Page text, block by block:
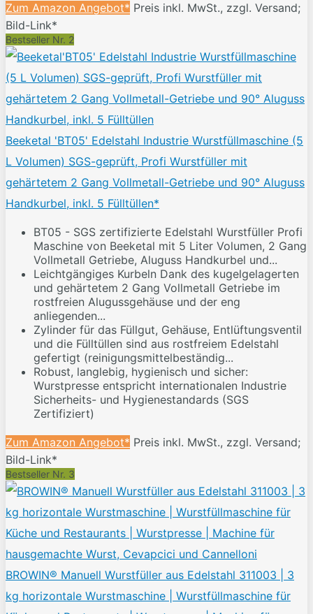
Zum Amazon Angebot* Preis inkl. MwSt., zzgl. Versand;
Bild-Link*
Bestseller Nr. 2
Beeketal 'BT05' Edelstahl Industrie Wurstfüllmaschine (5
L Volumen) SGS-geprüft, Profi Wurstfüller mit
gehärtetem 2 Gang Vollmetall-Getriebe und 90° Aluguss
Handkurbel, inkl. 5 Fülltüllen*
BT05 - SGS zertifizierte Edelstahl Wurstfüller Profi
Maschine von Beeketal mit 5 Liter Volumen, 2 Gang
Vollmetall Getriebe, Aluguss Handkurbel und...
Leichtgängiges Kurbeln Dank des kugelgelagerten
und gehärtetem 2 Gang Vollmetall Getriebe im
rostfreien Alugussgehäuse und der eng
anliegenden...
Zylinder für das Füllgut, Gehäuse, Entlüftungsventil
und die Fülltüllen sind aus rostfreiem Edelstahl
gefertigt (reinigungsmittelbeständig...
Robust, langlebig, hygienisch und sicher:
Wurstpresse entspricht internationalen Industrie
Sicherheits- und Hygienestandards (SGS
Zertifiziert)
Zum Amazon Angebot* Preis inkl. MwSt., zzgl. Versand;
Bild-Link*
Bestseller Nr. 3
BROWIN® Manuell Wurstfüller aus Edelstahl 311003 | 3
kg horizontale Wurstmaschine | Wurstfüllmaschine für